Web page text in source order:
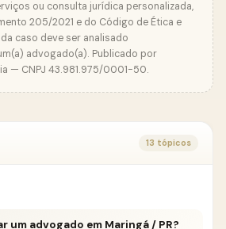
ou consulta jurídica personalizada,
205/2021 e do Código de Ética e
caso deve ser analisado
advogado(a). Publicado por
— CNPJ 43.981.975/0001-50.
13 tópicos
um advogado em Maringá / PR?